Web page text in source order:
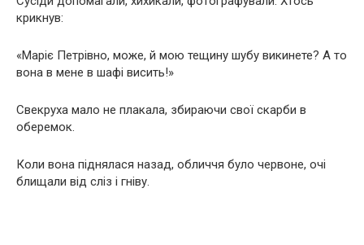
крикнув:
«Маріє Петрівно, може, й мою тещину шубу викинете? А то
вона в мене в шафі висить!»
Свекруха мало не плакала, збираючи свої скарби в
оберемок.
Коли вона піднялася назад, обличчя було червоне, очі
блищали від сліз і гніву.